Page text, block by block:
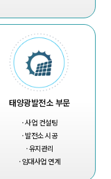
태양광발전소 부문
· 사업 컨설팅
· 발전소 시공
· 유지관리
· 임대사업 연계